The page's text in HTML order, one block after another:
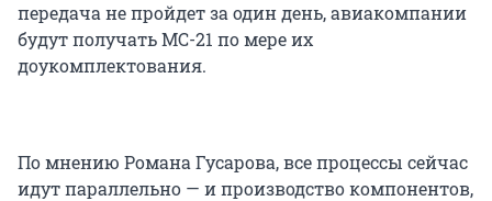
передача не пройдет за один день, авиакомпании
будут получать МС-21 по мере их
доукомплектования.
По мнению Романа Гусарова, все процессы сейчас
идут параллельно — и производство компонентов,